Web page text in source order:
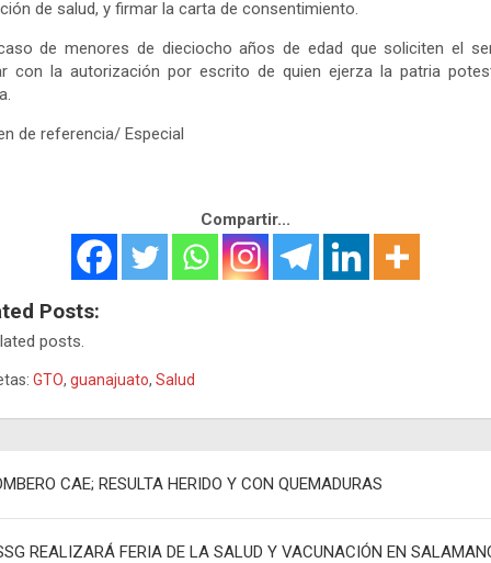
de salud, y firmar la carta de consentimiento.
de menores de dieciocho años de edad que soliciten el
con la autorización por escrito de quien ejerza la patria
de referencia/ Especial
Compartir...
Posts:
posts.
GTO, guanajuato, Salud
CAE; RESULTA HERIDO Y CON QUEMADURAS
REALIZARÁ FERIA DE LA SALUD Y VACUNACIÓN EN